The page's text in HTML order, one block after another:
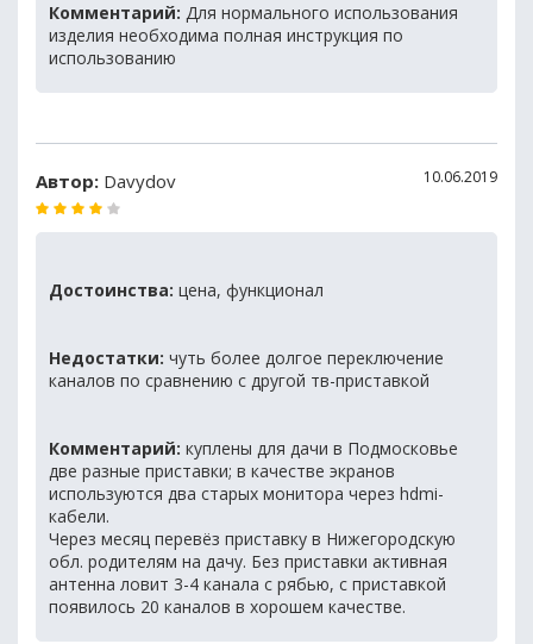
Комментарий: Для нормального использования
изделия необходима полная инструкция по
использованию
Автор: Davydov 10.06.2019
Достоинства: цена, функционал
Недостатки: чуть более долгое переключение
каналов по сравнению с другой тв-приставкой
Комментарий: куплены для дачи в Подмосковье
две разные приставки; в качестве экранов
используются два старых монитора через hdmi-
кабели.
Через месяц перевёз приставку в Нижегородскую
обл. родителям на дачу. Без приставки активная
антенна ловит 3-4 канала с рябью, с приставкой
появилось 20 каналов в хорошем качестве.